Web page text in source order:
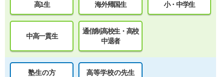
高1生 海外帰国生 小・中学生
中高一貫生
通信制高校生・高校
中退者
塾生の方 高等学校の先生